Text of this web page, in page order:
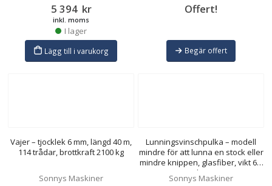
5 394 kr
inkl. moms
I lager
Lägg till i varukorg
Offert!
Begär offert
Vajer – tjocklek 6 mm, längd 40 m,
114 trådar, brottkraft 2100 kg
Sonnys Maskiner
Lunningsvinschpulka – modell
mindre för att lunna en stock eller
mindre knippen, glasfiber, vikt 6,7
kg
Sonnys Maskiner